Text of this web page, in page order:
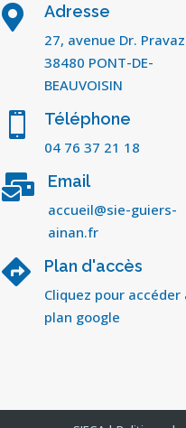
 Adresse
27, avenue Dr. Pravaz
38480 PONT-DE-
BEAUVOISIN
 Téléphone
04 76 37 21 18
 Email
accueil@sie-guiers-
ainan.fr
 Plan d'accès
Cliquez pour accéder
plan google